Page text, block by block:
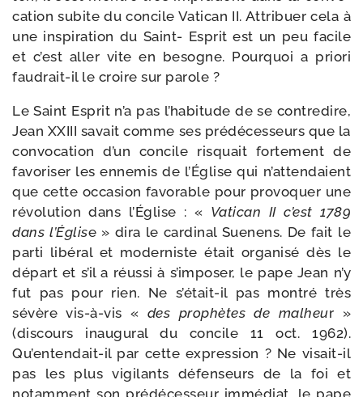
ca­tion subite du concile Vatican II. Attribuer cela à
une ins­pi­ra­tion du Saint- Esprit est un peu facile
et c’est aller vite en besogne. Pourquoi a prio­ri
faudrait-​il le croire sur parole ?
Le Saint Esprit n’a pas l’ha­bi­tude de se contre­dire,
Jean XXIII savait comme ses pré­dé­ces­seurs que la
convo­ca­tion d’un concile ris­quait for­te­ment de
favo­ri­ser les enne­mis de l’Église qui n’at­ten­daient
que cette occa­sion favo­rable pour pro­vo­quer une
révo­lu­tion dans l’Église : « Vatican II c’est 1789
dans l’Église » dira le car­di­nal Suenens. De fait le
par­ti libé­ral et moder­niste était orga­ni­sé dès le
départ et s’il a réus­si à s’im­po­ser, le pape Jean n’y
fut pas pour rien. Ne s’était-​il pas mon­tré très
sévère vis-​à-​vis « des pro­phètes de mal­heur »
(dis­cours inau­gu­ral du concile 11 oct. 1962).
Qu’entendait-​il par cette expres­sion ? Ne visait-​il
pas les plus vigi­lants défen­seurs de la foi et
notam­ment son pré­dé­ces­seur immé­diat, le pape